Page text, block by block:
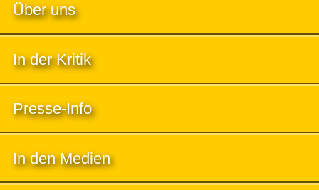
Über uns
In der Kritik
Presse-Info
In den Medien